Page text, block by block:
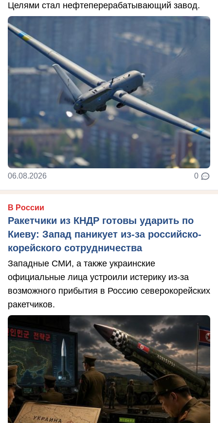
Целями стал нефтеперерабатывающий завод.
06.08.2026 0
В России
Ракетчики из КНДР готовы ударить по
Киеву: Запад паникует из-за российско-
корейского сотрудничества
Западные СМИ, а также украинские
официальные лица устроили истерику из-за
возможного прибытия в Россию северокорейских
ракетчиков.